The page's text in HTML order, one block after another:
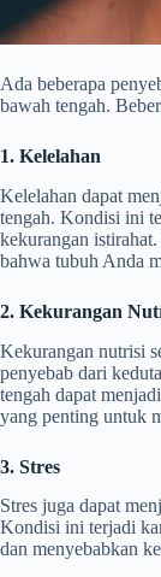
Ada beberapa
bawah tengah.
1. Kelelahan
Kelelahan dapat
tengah. Kondisi ini
kekurangan
bahwa tubuh Anda
2. Kekurangan
Kekurangan nutrisi
penyebab dari
tengah dapat
yang penting untuk
3. Stres
Stres juga dapat
Kondisi ini terjadi
dan menyebabkan